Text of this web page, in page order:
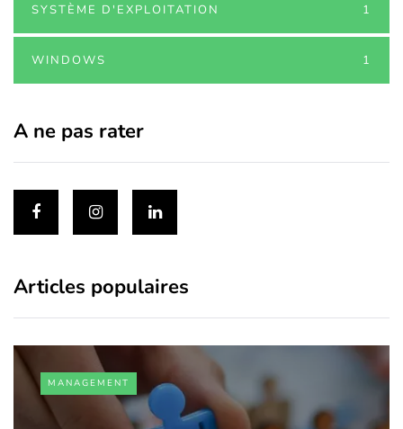
SYSTÈME D'EXPLOITATION 1
WINDOWS 1
A ne pas rater
Articles populaires
MANAGEMENT